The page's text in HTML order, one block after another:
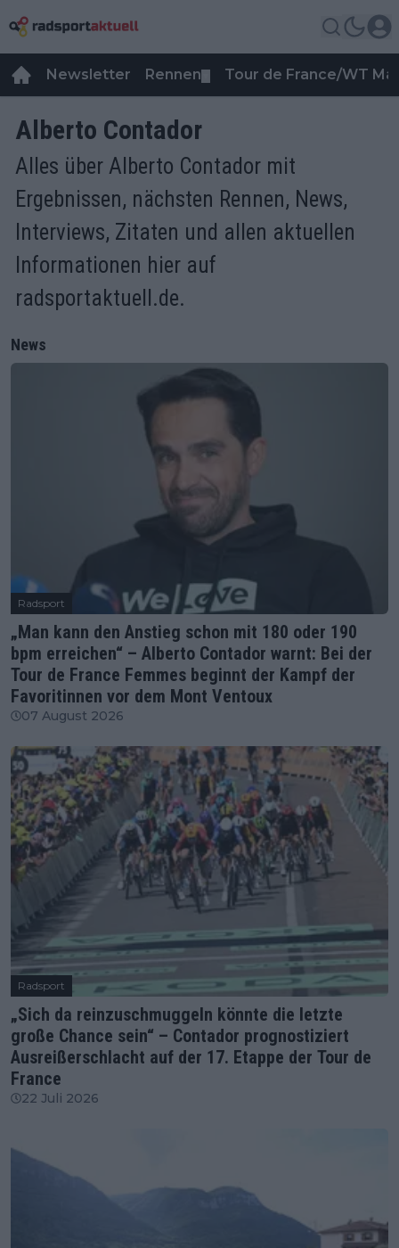
Newsletter Rennen Tour de France/WT
Alberto Contador
Alles über Alberto Contador mit
Ergebnissen, nächsten Rennen, News,
Interviews, Zitaten und allen aktuellen
Informationen hier auf
radsportaktuell.de.
News
Radsport
„Man kann den Anstieg schon mit 180 oder 190
bpm erreichen“ – Alberto Contador warnt: Bei der
Tour de France Femmes beginnt der Kampf der
Favoritinnen vor dem Mont Ventoux
07 August 2026
Radsport
„Sich da reinzuschmuggeln könnte die letzte
große Chance sein“ – Contador prognostiziert
Ausreißerschlacht auf der 17. Etappe der Tour de
France
22 Juli 2026